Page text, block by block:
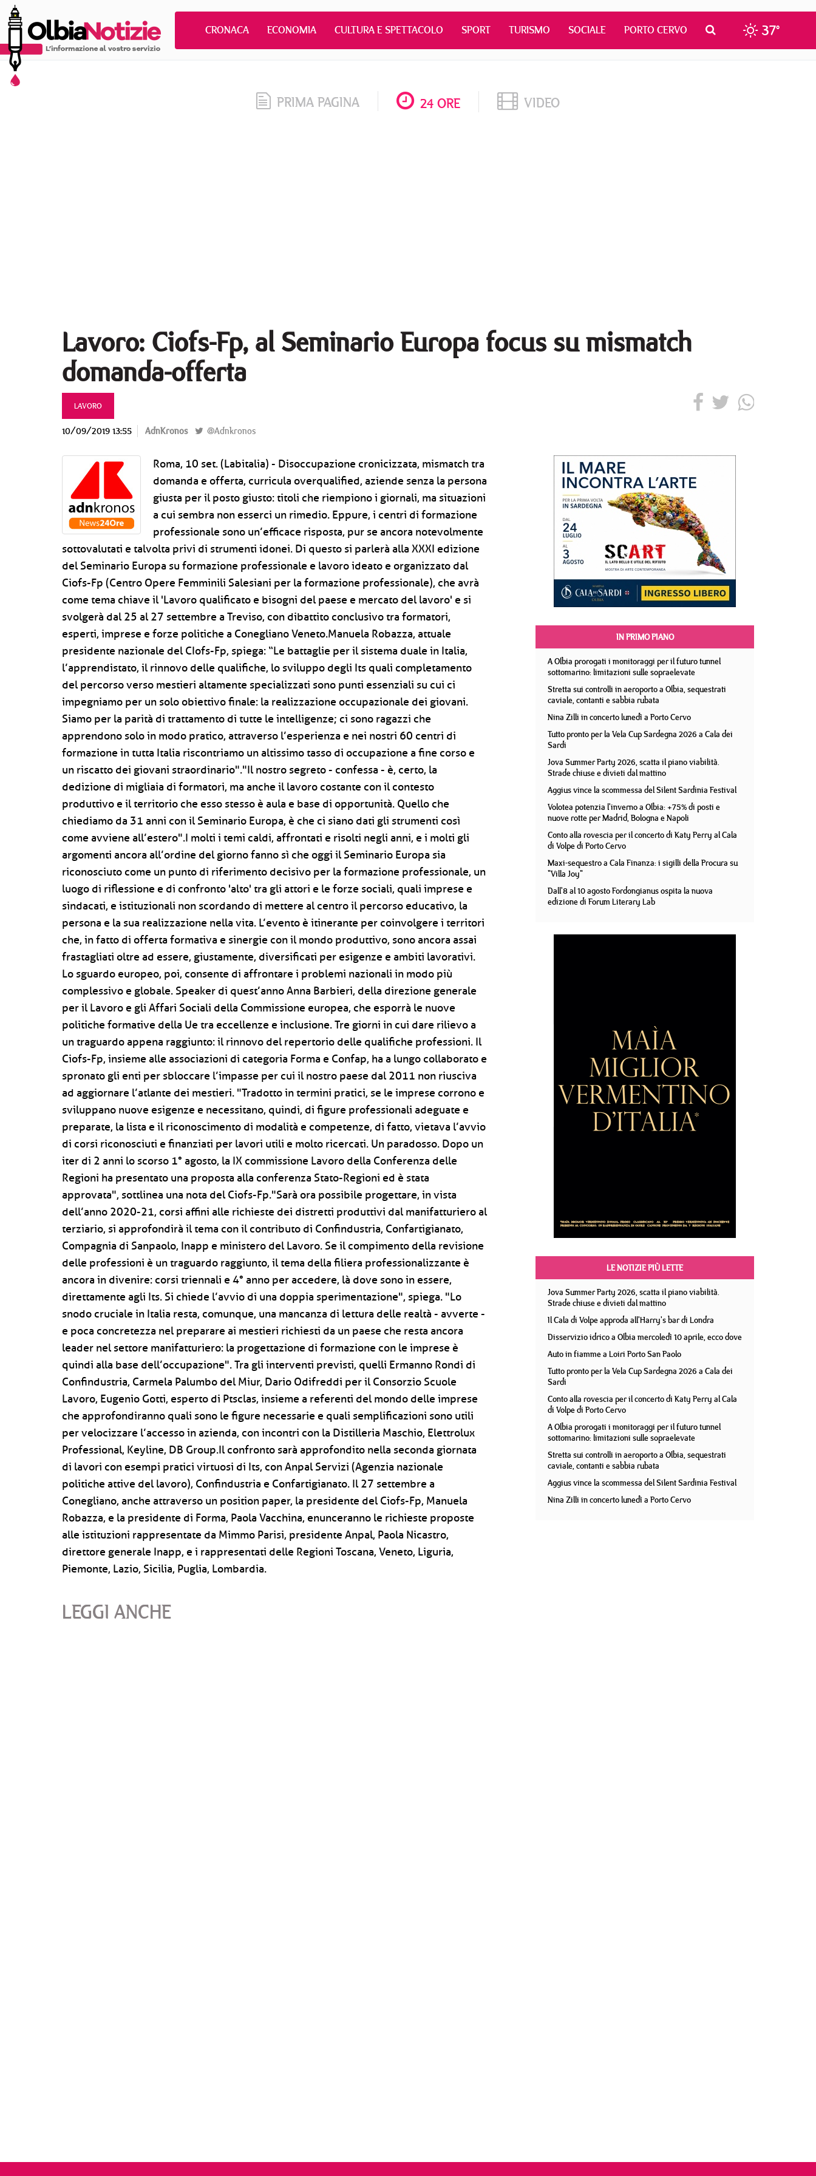
CRONACA ECONOMIA CULTURA E SPETTACOLO SPORT TURISMO SOCIALE PORTO CERVO 37°
PRIMA PAGINA 24 ORE VIDEO
Lavoro: Ciofs-Fp, al Seminario Europa focus su mismatch
domanda-offerta
LAVORO
10/09/2019 13:55 AdnKronos @Adnkronos
Roma, 10 set. (Labitalia) - Disoccupazione cronicizzata, mismatch tra
domanda e offerta, curricula overqualified, aziende senza la persona
giusta per il posto giusto: titoli che riempiono i giornali, ma situazioni
a cui sembra non esserci un rimedio. Eppure, i centri di formazione
professionale sono un’efficace risposta, pur se ancora notevolmente
sottovalutati e talvolta privi di strumenti idonei. Di questo si parlerà alla XXXI edizione
del Seminario Europa su formazione professionale e lavoro ideato e organizzato dal
Ciofs-Fp (Centro Opere Femminili Salesiani per la formazione professionale), che avrà
come tema chiave il 'Lavoro qualificato e bisogni del paese e mercato del lavoro' e si
svolgerà dal 25 al 27 settembre a Treviso, con dibattito conclusivo tra formatori,
esperti, imprese e forze politiche a Conegliano Veneto.Manuela Robazza, attuale
presidente nazionale del CIofs-Fp, spiega: “Le battaglie per il sistema duale in Italia,
l’apprendistato, il rinnovo delle qualifiche, lo sviluppo degli Its quali completamento
del percorso verso mestieri altamente specializzati sono punti essenziali su cui ci
impegniamo per un solo obiettivo finale: la realizzazione occupazionale dei giovani.
Siamo per la parità di trattamento di tutte le intelligenze; ci sono ragazzi che
apprendono solo in modo pratico, attraverso l’esperienza e nei nostri 60 centri di
formazione in tutta Italia riscontriamo un altissimo tasso di occupazione a fine corso e
un riscatto dei giovani straordinario"."Il nostro segreto - confessa - è, certo, la
dedizione di migliaia di formatori, ma anche il lavoro costante con il contesto
produttivo e il territorio che esso stesso è aula e base di opportunità. Quello che
chiediamo da 31 anni con il Seminario Europa, è che ci siano dati gli strumenti così
come avviene all’estero".I molti i temi caldi, affrontati e risolti negli anni, e i molti gli
argomenti ancora all’ordine del giorno fanno sì che oggi il Seminario Europa sia
riconosciuto come un punto di riferimento decisivo per la formazione professionale, un
luogo di riflessione e di confronto 'alto' tra gli attori e le forze sociali, quali imprese e
sindacati, e istituzionali non scordando di mettere al centro il percorso educativo, la
persona e la sua realizzazione nella vita. L’evento è itinerante per coinvolgere i territori
che, in fatto di offerta formativa e sinergie con il mondo produttivo, sono ancora assai
frastagliati oltre ad essere, giustamente, diversificati per esigenze e ambiti lavorativi.
Lo sguardo europeo, poi, consente di affrontare i problemi nazionali in modo più
complessivo e globale. Speaker di quest’anno Anna Barbieri, della direzione generale
per il Lavoro e gli Affari Sociali della Commissione europea, che esporrà le nuove
politiche formative della Ue tra eccellenze e inclusione. Tre giorni in cui dare rilievo a
un traguardo appena raggiunto: il rinnovo del repertorio delle qualifiche professioni. Il
Ciofs-Fp, insieme alle associazioni di categoria Forma e Confap, ha a lungo collaborato e
spronato gli enti per sbloccare l’impasse per cui il nostro paese dal 2011 non riusciva
ad aggiornare l’atlante dei mestieri. "Tradotto in termini pratici, se le imprese corrono e
sviluppano nuove esigenze e necessitano, quindi, di figure professionali adeguate e
preparate, la lista e il riconoscimento di modalità e competenze, di fatto, vietava l’avvio
di corsi riconosciuti e finanziati per lavori utili e molto ricercati. Un paradosso. Dopo un
iter di 2 anni lo scorso 1° agosto, la IX commissione Lavoro della Conferenza delle
Regioni ha presentato una proposta alla conferenza Stato-Regioni ed è stata
approvata", sottlinea una nota del Ciofs-Fp."Sarà ora possibile progettare, in vista
dell’anno 2020-21, corsi affini alle richieste dei distretti produttivi dal manifatturiero al
terziario, si approfondirà il tema con il contributo di Confindustria, Confartigianato,
Compagnia di Sanpaolo, Inapp e ministero del Lavoro. Se il compimento della revisione
delle professioni è un traguardo raggiunto, il tema della filiera professionalizzante è
ancora in divenire: corsi triennali e 4° anno per accedere, là dove sono in essere,
direttamente agli Its. Si chiede l’avvio di una doppia sperimentazione", spiega. "Lo
snodo cruciale in Italia resta, comunque, una mancanza di lettura delle realtà - avverte -
e poca concretezza nel preparare ai mestieri richiesti da un paese che resta ancora
leader nel settore manifatturiero: la progettazione di formazione con le imprese è
quindi alla base dell’occupazione". Tra gli interventi previsti, quelli Ermanno Rondi di
Confindustria, Carmela Palumbo del Miur, Dario Odifreddi per il Consorzio Scuole
Lavoro, Eugenio Gotti, esperto di Ptsclas, insieme a referenti del mondo delle imprese
che approfondiranno quali sono le figure necessarie e quali semplificazioni sono utili
per velocizzare l’accesso in azienda, con incontri con la Distilleria Maschio, Elettrolux
Professional, Keyline, DB Group.Il confronto sarà approfondito nella seconda giornata
di lavori con esempi pratici virtuosi di Its, con Anpal Servizi (Agenzia nazionale
politiche attive del lavoro), Confindustria e Confartigianato. Il 27 settembre a
Conegliano, anche attraverso un position paper, la presidente del Ciofs-Fp, Manuela
Robazza, e la presidente di Forma, Paola Vacchina, enunceranno le richieste proposte
alle istituzioni rappresentate da Mimmo Parisi, presidente Anpal, Paola Nicastro,
direttore generale Inapp, e i rappresentati delle Regioni Toscana, Veneto, Liguria,
Piemonte, Lazio, Sicilia, Puglia, Lombardia.
LEGGI ANCHE
IN PRIMO PIANO
A Olbia prorogati i monitoraggi per il futuro tunnel
sottomarino: limitazioni sulle sopraelevate
Stretta sui controlli in aeroporto a Olbia, sequestrati
caviale, contanti e sabbia rubata
Nina Zilli in concerto lunedì a Porto Cervo
Tutto pronto per la Vela Cup Sardegna 2026 a Cala dei
Sardi
Jova Summer Party 2026, scatta il piano viabilità.
Strade chiuse e divieti dal mattino
Aggius vince la scommessa del Silent Sardinia Festival
Volotea potenzia l'inverno a Olbia: +75% di posti e
nuove rotte per Madrid, Bologna e Napoli
Conto alla rovescia per il concerto di Katy Perry al Cala
di Volpe di Porto Cervo
Maxi-sequestro a Cala Finanza: i sigilli della Procura su
"Villa Joy"
Dall'8 al 10 agosto Fordongianus ospita la nuova
edizione di Forum Literary Lab
LE NOTIZIE PIÙ LETTE
Jova Summer Party 2026, scatta il piano viabilità.
Strade chiuse e divieti dal mattino
Il Cala di Volpe approda all'Harry's bar di Londra
Disservizio idrico a Olbia mercoledì 10 aprile, ecco dove
Auto in fiamme a Loiri Porto San Paolo
Tutto pronto per la Vela Cup Sardegna 2026 a Cala dei
Sardi
Conto alla rovescia per il concerto di Katy Perry al Cala
di Volpe di Porto Cervo
A Olbia prorogati i monitoraggi per il futuro tunnel
sottomarino: limitazioni sulle sopraelevate
Stretta sui controlli in aeroporto a Olbia, sequestrati
caviale, contanti e sabbia rubata
Aggius vince la scommessa del Silent Sardinia Festival
Nina Zilli in concerto lunedì a Porto Cervo